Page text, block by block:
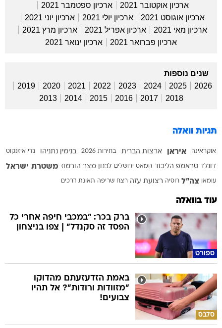
ארכיון אוקטובר 2021
ארכיון ספטמבר 2021
ארכיון אוגוסט 2021
ארכיון יולי 2021
ארכיון יוני 2021
ארכיון מאי 2021
ארכיון אפריל 2021
ארכיון מרץ 2021
ארכיון פברואר 2021
ארכיון ינואר 2021
שנים נוספות
2026
2025
2024
2023
2022
2021
2020
2019
2018
2017
2016
2015
2014
2013
תגיות וואלה
אוקראינה איראן ארצות הברית בחירות 2026 בנימין נתניהו גדי איזנקוט
דונלד טראמפ הליכוד חמאס ירושלים לבנון מצר הורמוז משטרת ישראל
עומאן צה"ל רוסיה רצועת עזה רצח שריפה תאונת דרכים
עוד בוואלה
ספורט
ברק בכר: "במכבי חיפה אחרי כל
הפסד זה סקנדל" | צפו בניצחון
סלבס
באמת הזדעזעתם מהדוקו
"מזוודות ורודות"? אל תהיו
צבועים!